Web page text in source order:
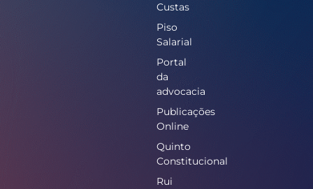
Custas
Piso
Salarial
Portal
da
advocacia
Publicações
Online
Quinto
Constitucional
Rui